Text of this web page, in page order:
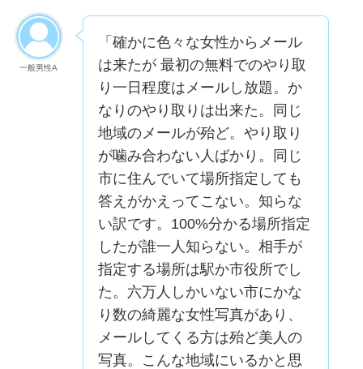
一般男性A
「確かに色々な女性からメール
は来たが 最初の無料でのやり取
り一日程度はメールし放題。か
なりのやり取りは出来た。同じ
地域のメールが殆ど。やり取り
が噛み合わない人ばかり。同じ
市に住んでいて場所指定しても
答えがかえってこない。知らな
い訳です。100%分かる場所指定
したが誰一人知らない。相手が
指定する場所は駅か市役所でし
た。六万人しかいない市にかな
り数の綺麗な女性写真があり、
メールしてくる方は殆ど美人の
写真。こんな地域にいるかと思